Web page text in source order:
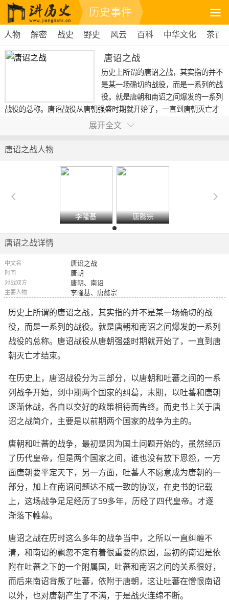
历史事件
人物 解密 战史 野史 风云 百科 中华文化 茶百
唐诏之战
历史上所谓的唐诏之战，其实指的并不
是某一场确切的战役，而是一系列的战
役。就是唐朝和南诏之间爆发的一系列
战役的总称。唐诏战役从唐朝强盛时期就开始了，一直到唐朝灭亡才
展开全文
唐诏之战人物
李隆基 唐懿宗
唐诏之战详情
中文名 唐诏之战
时间 唐朝
对战双方 唐朝、南诏
主要人物 李隆基、唐懿宗
历史上所谓的唐诏之战，其实指的并不是某一场确切的战
役，而是一系列的战役。就是唐朝和南诏之间爆发的一系列
战役的总称。唐诏战役从唐朝强盛时期就开始了，一直到唐
朝灭亡才结束。
在历史上，唐诏战役分为三部分，以唐朝和吐蕃之间的一系
列战争开始，到中期两个国家的纠葛，末期，以吐蕃和唐朝
逐渐休战，各自以交好的政策相待而告终。而史书上关于唐
诏之战简介，主要是以前期两个国家的战争为主的。
唐朝和吐蕃的战争，最初是因为国土问题开始的，虽然经历
了历代皇帝，但是两个国家之间，谁也没有放下恩怨，一方
面唐朝要平定天下，另一方面，吐蕃人不愿意成为唐朝的一
部分，加上在南诏问题达不成一致的协议，在史书的记载
上，这场战争足足经历了59多年，历经了四代皇帝。才逐
渐落下帷幕。
唐诏之战在历时这么多年的战争当中，之所以一直纠缠不
清，和南诏的飘忽不定有着很重要的原因，最初的南诏是依
附在吐蕃之下的一个附属国，吐蕃和南诏之间的关系很好，
而后来南诏背叛了吐蕃，依附于唐朝，这让吐蕃在憎恨南诏
以外，也对唐朝产生了不满，于是战火连绵不断。